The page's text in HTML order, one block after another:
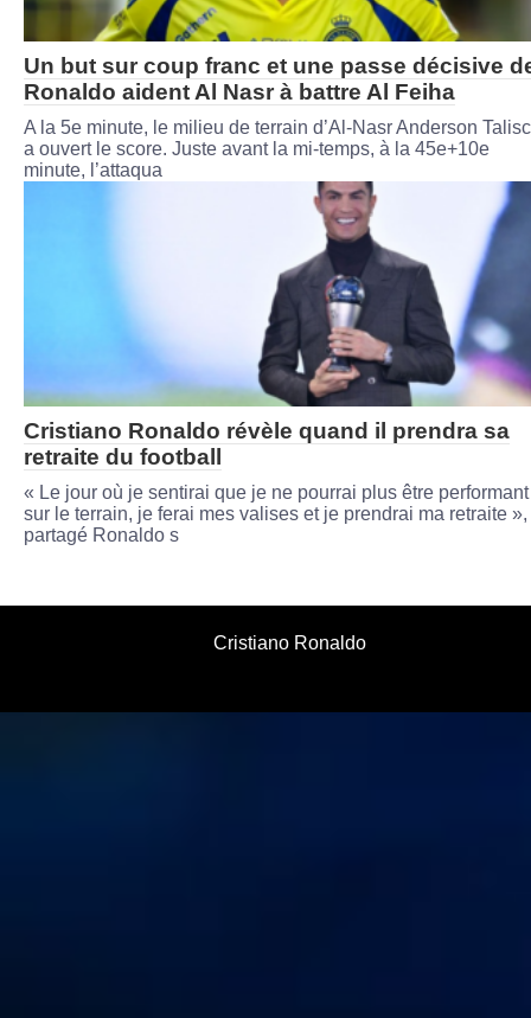
Un but sur coup franc et une passe décisive
Ronaldo aident Al Nasr à battre Al Feiha
A la 5e minute, le milieu de terrain d’Al-Nasr Anderson
a ouvert le score. Juste avant la mi-temps, à la 45e+10e
minute, l’attaqua
Cristiano Ronaldo révèle quand il prendra sa
retraite du football
« Le jour où je sentirai que je ne pourrai plus être performant
sur le terrain, je ferai mes valises et je prendrai ma retraite »,
partagé Ronaldo s
Cristiano Ronaldo